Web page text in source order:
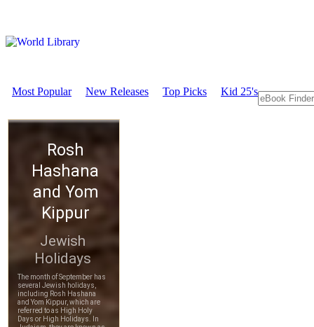
Most Popular New Releases Top Picks Kid 25's